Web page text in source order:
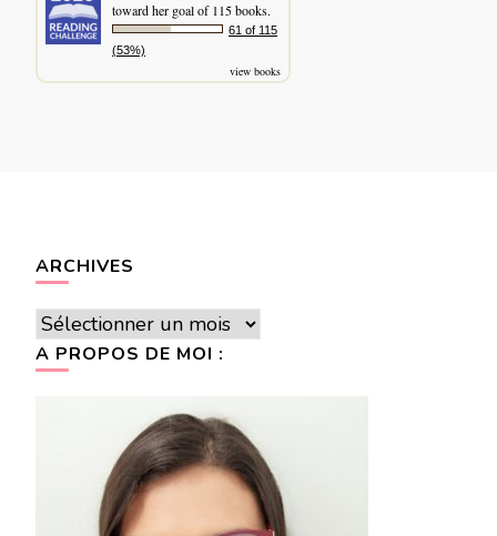
toward her goal of 115 books.
61 of 115
(53%)
view books
ARCHIVES
Archives
A PROPOS DE MOI :